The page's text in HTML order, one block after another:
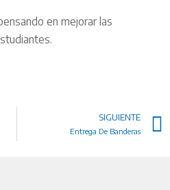
en mejorar las
SIGUIENTE
Entrega De Banderas